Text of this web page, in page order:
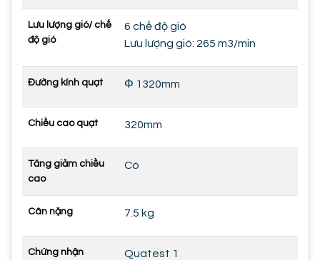
Lưu lượng gió/ chế
độ gió
6 chế độ gió
Lưu lượng gió: 265 m3/min
Đường kính quạt Φ 1320mm
Chiều cao quạt 320mm
Tăng giảm chiều
cao
Có
Cân nặng 7.5 kg
Chứng nhận Quatest 1